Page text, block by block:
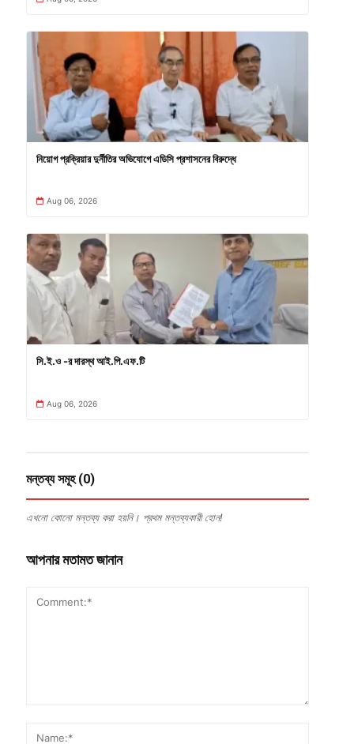
নিয়োগ প্রক্রিয়ার দুর্নীতির অভিযোগে এডিসি প্রশাসনের বিরুদ্ধে
Aug 06, 2026
সি.ই.ও -র দারস্থ আই.পি.এফ.টি
Aug 06, 2026
মন্তব্য সমূহ (0)
এখনো কোনো মন্তব্য করা হয়নি। প্রথম মন্তব্যকারী হোন!
আপনার মতামত জানান